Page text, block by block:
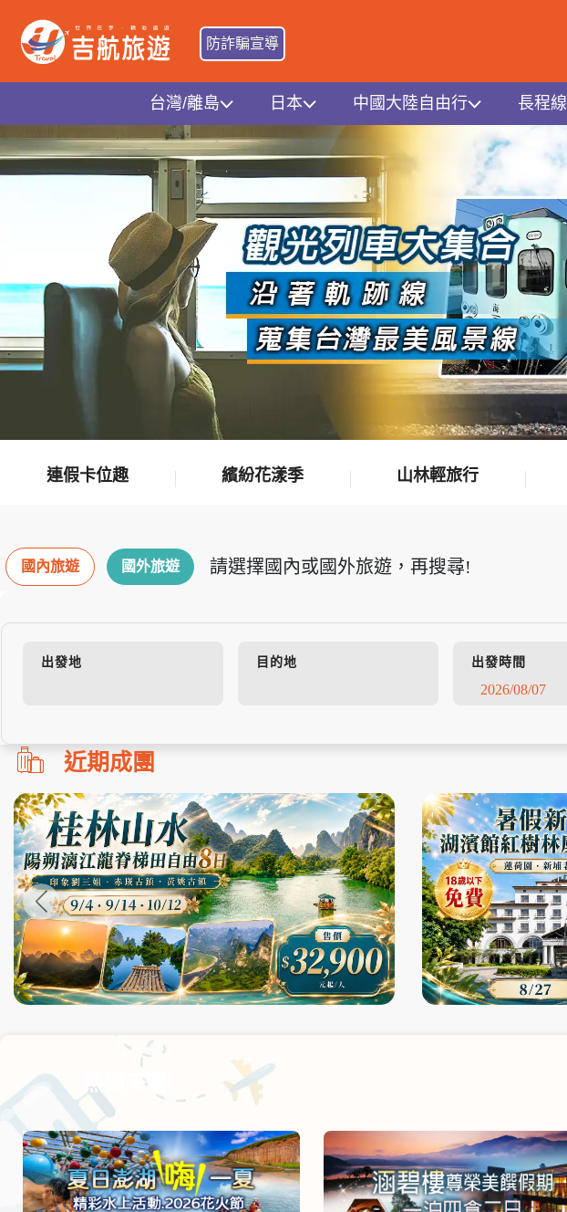
防詐騙宣導
台灣/離島 日本 中國大陸自由行 長程線
連假卡位趣 繽紛花漾季 山林輕旅行
國內旅遊 國外旅遊 請選擇國內或國外旅遊，再搜尋!
出發地 目的地 出發時間
刪!!
搜
尋
bar
使
近期成團
熱銷天團